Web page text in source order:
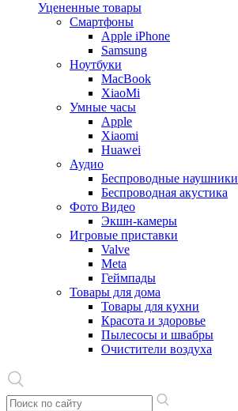
Уцененные товары
Cмартфоны
Apple iPhone
Samsung
Ноутбуки
MacBook
XiaoMi
Умные часы
Apple
Xiaomi
Huawei
Аудио
Беспроводные наушники
Беспроводная акустика
Фото Видео
Экшн-камеры
Игровые приставки
Valve
Meta
Геймпады
Товары для дома
Товары для кухни
Красота и здоровье
Пылесосы и швабры
Очистители воздуха